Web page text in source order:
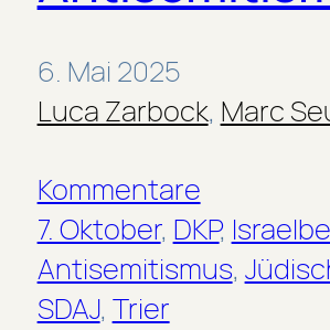
6. Mai 2025
Luca Zarbock, Marc
Kommentare
7. Oktober, DKP,
Antisemitismus,
SDAJ, Trier